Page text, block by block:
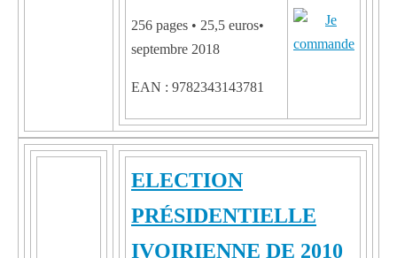
256 pages • 25,5 euros•
septembre 2018
EAN : 9782343143781
ELECTION
PRÉSIDENTIELLE
IVOIRIENNE DE 2010